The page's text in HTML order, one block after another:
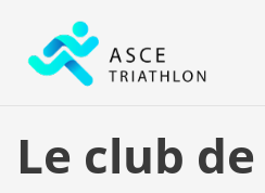
contenu
Le club de